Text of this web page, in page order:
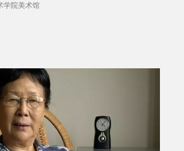
学院美术馆